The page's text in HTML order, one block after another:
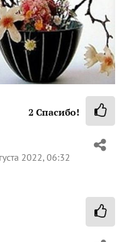
2 Спасибо!
2022, 06:32